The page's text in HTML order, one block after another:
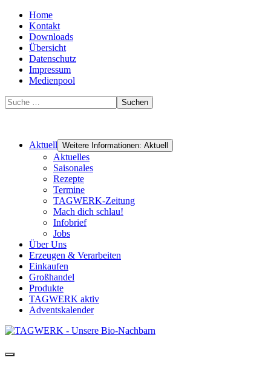
Home
Kontakt
Downloads
Übersicht
Datenschutz
Impressum
Medienpool
Suchen
Aktuell Weitere Informationen: Aktuell
Aktuelles
Saisonales
Rezepte
Termine
TAGWERK-Zeitung
Mach dich schlau!
Infobrief
Jobs
Über Uns
Erzeugen & Verarbeiten
Einkaufen
Großhandel
Produkte
TAGWERK aktiv
Adventskalender